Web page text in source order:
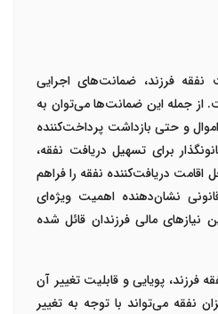
فرزند، ضمانت‌های اجرایی
جمله این ضمانت‌ها می‌توان به
و حتی بازداشت پرداخت‌کننده
برای تسهیل دریافت نفقه،
اقامت دریافت‌کننده نفقه را فراهم
نشان‌دهنده اهمیت ویژه‌ای
نیازهای مالی فرزندان قائل شده
پویایی و قابلیت تغییر آن
نفقه می‌تواند با توجه به تغییر